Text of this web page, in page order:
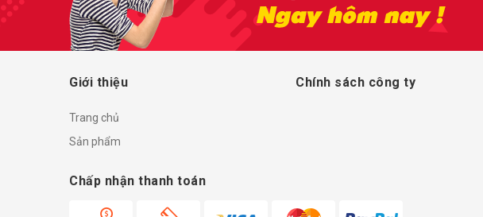
Giới thiệu
Trang chủ
Sản phẩm
Chính sách công ty
Chấp nhận thanh toán